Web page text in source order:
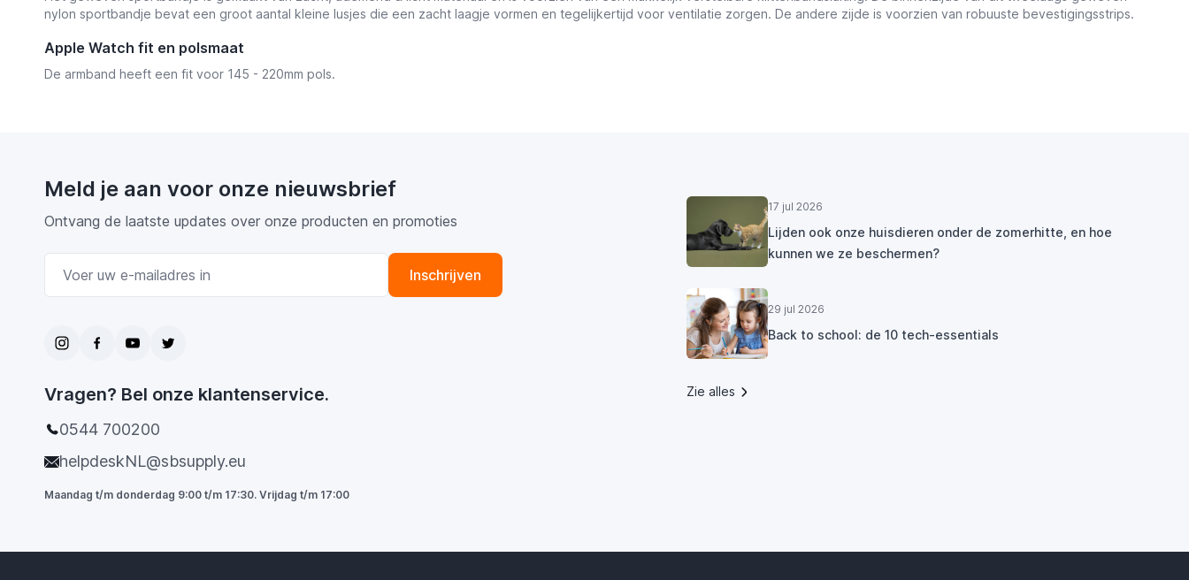
nylon sportbandje bevat een groot aantal kleine lusjes die een zacht laagje vormen en tegelijkertijd voor ventilatie zorgen. De andere zijde is voorzien van robuuste bevestigingsstrips.
Apple Watch fit en polsmaat
De armband heeft een fit voor 145 - 220mm pols.
Meld je aan voor onze nieuwsbrief
Ontvang de laatste updates over onze producten en promoties
Inschrijven
Vragen? Bel onze klantenservice.
0544 700200
helpdeskNL@sbsupply.eu
Maandag t/m donderdag 9:00 t/m 17:30. Vrijdag t/m 17:00
17 jul 2026
Lijden ook onze huisdieren onder de zomerhitte, en hoe
kunnen we ze beschermen?
29 jul 2026
Back to school: de 10 tech-essentials
Zie alles